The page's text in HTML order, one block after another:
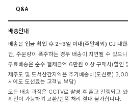
Q&A
배송안내
배송은 입금 확인 후 2~3일 이내(주말제외) CJ 대한
단, 주문량이 폭주하는 경우 배송이 지연될 수 있으
무료배송은 순수 결제금액 6만원 이상 구매시(할인
제주도 및 도서산간지역은 추가배송비(도선료)
시에도 도선료는 고객님 부담)
모든 배송 과정은 CCTV로 촬영 후 출고 진행되고
확인이 가능하며 교환/반품 처리 절대 불가합니다.